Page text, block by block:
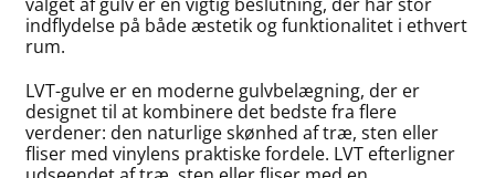
indflydelse på både æstetik og funktionalitet i ethvert
rum.
LVT-gulve er en moderne gulvbelægning, der er
designet til at kombinere det bedste fra flere
verdener: den naturlige skønhed af træ, sten eller
fliser med vinylens praktiske fordele. LVT efterligner